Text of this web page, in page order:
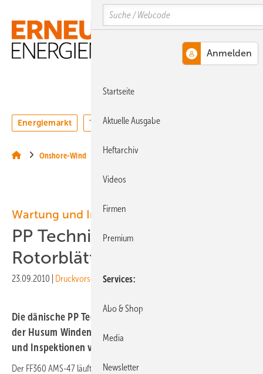
Hauptinhalt
Hauptmenü
SiteSearch
MENÜ
Energiemarkt Technologie Webinare
Onshore-Wind
Wartung und Inspektion
PP Techniq: Roboter läuft
Rotorblätter entlang
23.09.2010 Druckvorschau
Die dänische PP Techniq AS stellt auf dem Freigelände
der Husum Windenergy einen Rotorblattlift zur Wartung
und Inspektionen von Rotorblättern vor.
Der FF360 AMS-47 läuft auf Knopfdruck selbständig am Rotorblatt
Search
Startseite
Aktuelle Ausgabe
Heftarchiv
Videos
Firmen
Premium
Services
Abo & Shop
Media
Newsletter